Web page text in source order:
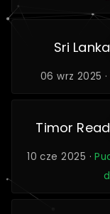
Sri Lanka
06 wrz 2025
Timor Read
10 cze 2025 ·